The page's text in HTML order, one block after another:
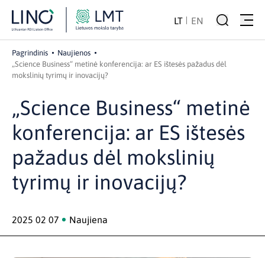
LT EN
Pagrindinis
Naujienos
„Science Business“ metinė konferencija: ar ES ištesės pažadus dėl
mokslinių tyrimų ir inovacijų?
„Science Business“ metinė
konferencija: ar ES ištesės
pažadus dėl mokslinių
tyrimų ir inovacijų?
2025 02 07 Naujiena